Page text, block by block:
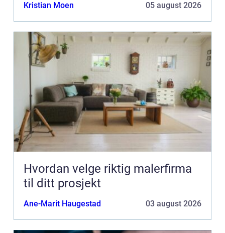
Kristian Moen 05 august 2026
Hvordan velge riktig malerfirma
til ditt prosjekt
Ane-Marit Haugestad 03 august 2026